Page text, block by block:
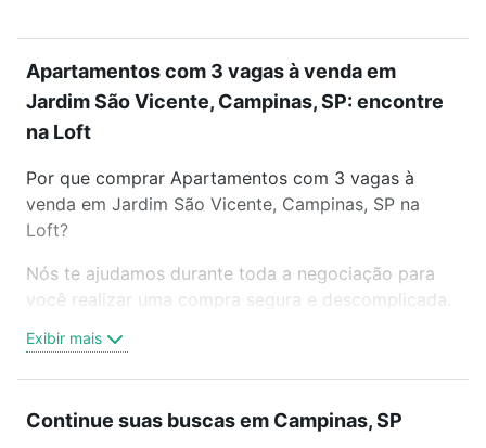
Apartamentos com 3 vagas à venda em
Jardim São Vicente, Campinas, SP: encontre
na Loft
Por que comprar Apartamentos com 3 vagas à
venda em Jardim São Vicente, Campinas, SP na
Loft?
Nós te ajudamos durante toda a negociação para
você realizar uma compra segura e descomplicada.
trabalho e do metrô, aqui você vai encontrar a
oferta ideal de Apartamentos com 3 vagas à venda
conquistar seu sonho. Agende uma visita presencial
Exibir mais
Continue suas buscas em Campinas, SP